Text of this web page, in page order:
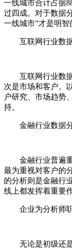
一线城市合计占据
过四成。对于数据
一线城市”才是明智
互联网行业数
互联网行业数
次是市场和客户。
户研究、市场趋势
持。
金融行业数据
金融行业普遍
最为重视对客户的
的分析则是金融行
线上都发挥着重要
企业为分析师
无论是初级还